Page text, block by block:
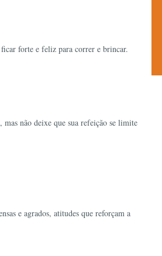
forte e feliz para correr e brincar.
não deixe que sua refeição se limite
e agrados, atitudes que reforçam a